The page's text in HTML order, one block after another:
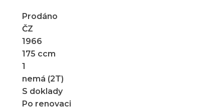
Prodáno
ČZ
1966
175 ccm
1
nemá (2T)
S doklady
Po renovaci